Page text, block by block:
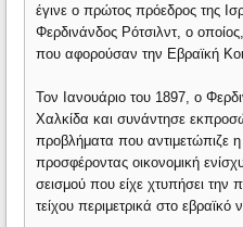
έγινε ο πρώτος πρόεδρος της
Φερδινάνδος Ρότσιλντ, ο
που αφορούσαν την Εβραϊκή
Τον Ιανουάριο του 1897, ο
Χαλκίδα και συνάντησε
προβλήματα που αντιμετώπιζε
προσφέροντας οικονομική
σεισμού που είχε χτυπήσει την
τείχου περιμετρικά στο εβραϊκό